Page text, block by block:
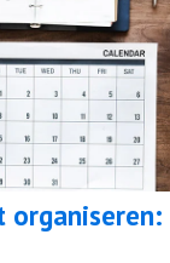
organiseren: